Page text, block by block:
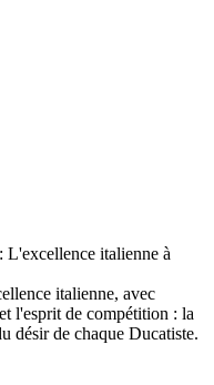
italienne à
italienne, avec
l'esprit de compétition : la
désir de chaque Ducatiste.